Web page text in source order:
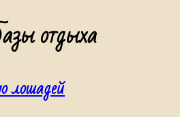
отдыха
лошадей